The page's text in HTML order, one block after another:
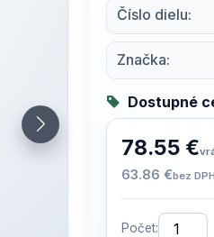
Číslo dielu:
Značka:
Dostupné
78.55 €
63.86 €bez
Počet: